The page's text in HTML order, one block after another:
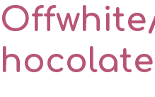
hocolate